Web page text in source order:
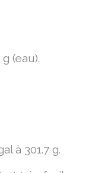
(eau).
à 301.7 g.